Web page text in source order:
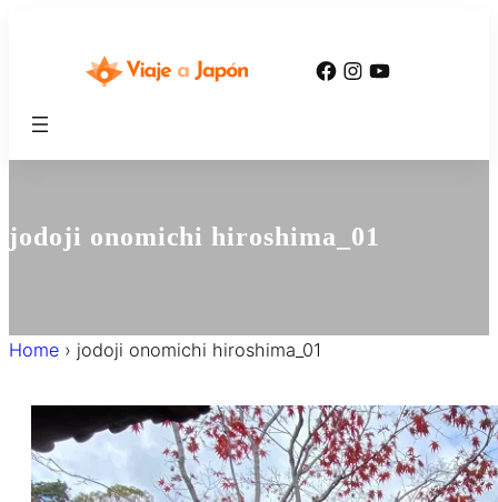
Facebook
Instagram
YouTube
jodoji onomichi hiroshima_01
Home › jodoji onomichi hiroshima_01